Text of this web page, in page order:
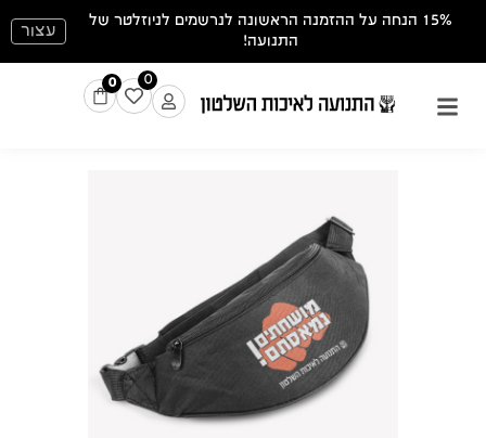
15% הנחה על ההזמנה הראשונה לנרשמים לניוזלטר של
התנועה!
עצור
0
0